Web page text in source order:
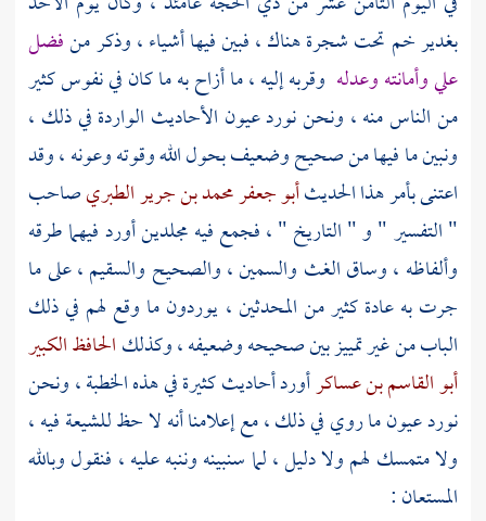
بغدير خم تحت شجرة هناك ، فبين فيها أشياء ، وذكر منفضل
علي وأمانته وعدله وقربه إليه ، ما أزاح به ما كان في نفوس كثير
من الناس منه ، ونحن نورد عيون الأحاديث الواردة في ذلك ،
ونبين ما فيها من صحيح وضعيف بحول الله وقوته وعونه ، وقد
اعتنى بأمر هذا الحديثأبو جعفر محمد بن جرير الطبريصاحب
" التفسير " و " التاريخ " ، فجمع فيه مجلدين أورد فيهما طرقه
وألفاظه ، وساق الغث والسمين ، والصحيح والسقيم ، على ما
جرت به عادة كثير من المحدثين ، يوردون ما وقع لهم في ذلك
الباب من غير تمييز بين صحيحه وضعيفه ، وكذلكالحافظ الكبير
أبو القاسم بن عساكرأورد أحاديث كثيرة في هذه الخطبة ، ونحن
نورد عيون ما روي في ذلك ، مع إعلامنا أنه لا حظللشيعةفيه ،
ولا متمسك لهم ولا دليل ، لما سنبينه وننبه عليه ، فنقول وبالله
المستعان :